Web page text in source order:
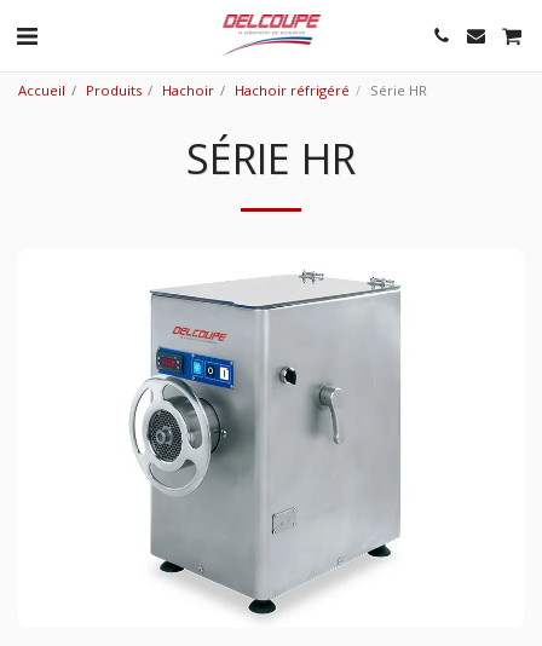
Accueil Produits Hachoir Hachoir réfrigéré Série HR
SÉRIE HR